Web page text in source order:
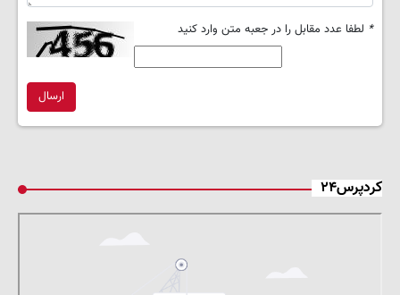
* لطفا عدد مقابل را در جعبه متن وارد کنید
ارسال
کردپرس۲۴